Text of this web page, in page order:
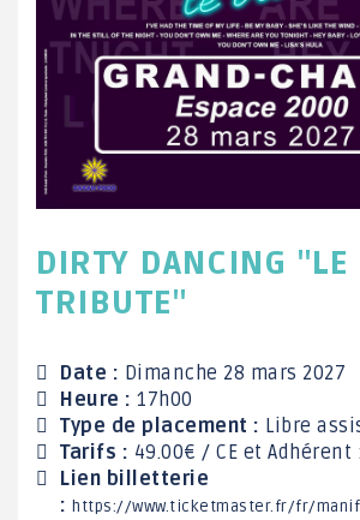
DIRTY DANCING "LE
TRIBUTE"
Date : Dimanche 28 mars 2027
Heure : 17h00
Type de placement : Libre
Tarifs : 49.00€ / CE et Adhérent
Lien billetterie
: https://www.ticketmaster.fr/fr/